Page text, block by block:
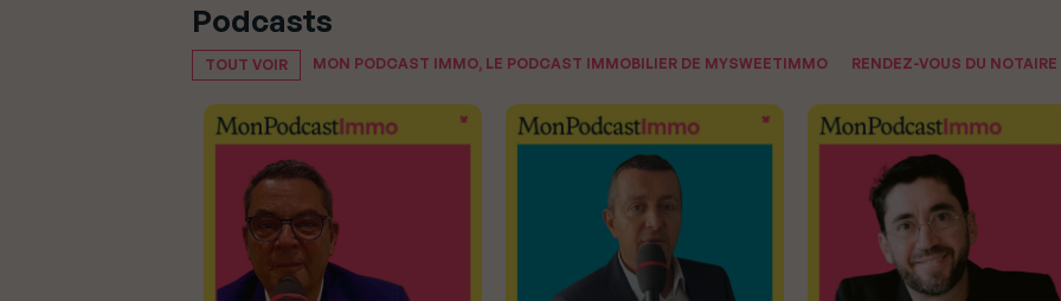
Podcasts
TOUT VOIR MON PODCAST IMMO, LE PODCAST IMMOBILIER DE MYSWEETIMMO RENDEZ-VOUS DU NOTAIRE